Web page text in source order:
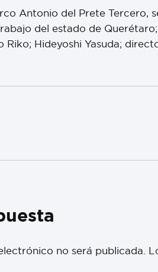
Antonio del Prete Tercero,
del estado de
Riko; Hideyoshi Yasuda;
no será publicada.